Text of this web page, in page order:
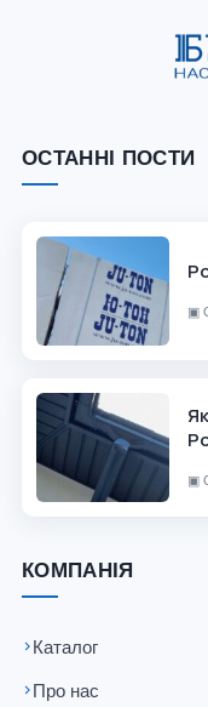
ОСТАННІ ПОСТИ
▣
▣
КОМПАНІЯ
Каталог
Про нас